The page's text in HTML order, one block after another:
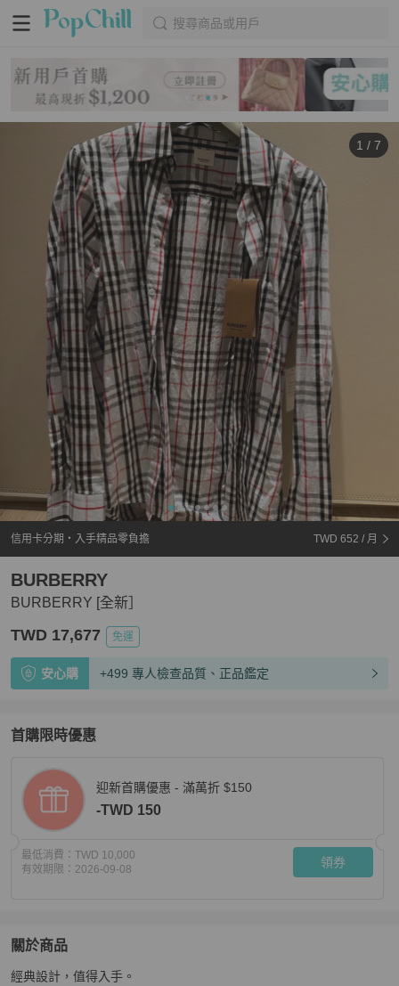
搜尋商品或用戶
1 / 7
信用卡分期・入手精品零負擔 TWD 652 / 月
BURBERRY [全新］
BURBERRY
TWD 17,677 免運
安心購 +499 專人檢查品質、正品鑑定
首購限時優惠
迎新首購優惠 - 滿萬折 $150
-TWD 150
最低消費： TWD 10,000
有效期限： 2026-09-08 領券
關於商品
關於BURBERRY [全新］
經典設計，值得入手。